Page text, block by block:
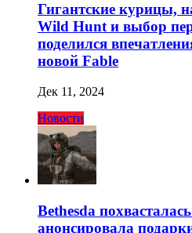
Гигантские курицы,
Wild Hunt и выбор
поделился
новой Fable
Дек 11, 2024
Новости
Bethesda
анонсировала